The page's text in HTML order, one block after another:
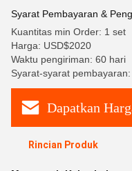
Syarat Pembayaran &
Kuantitas min Order: 1 set
Harga: USD$2020
Waktu pengiriman: 60 hari
Syarat-syarat pembayaran:
Dapatkan
Rincian Produk